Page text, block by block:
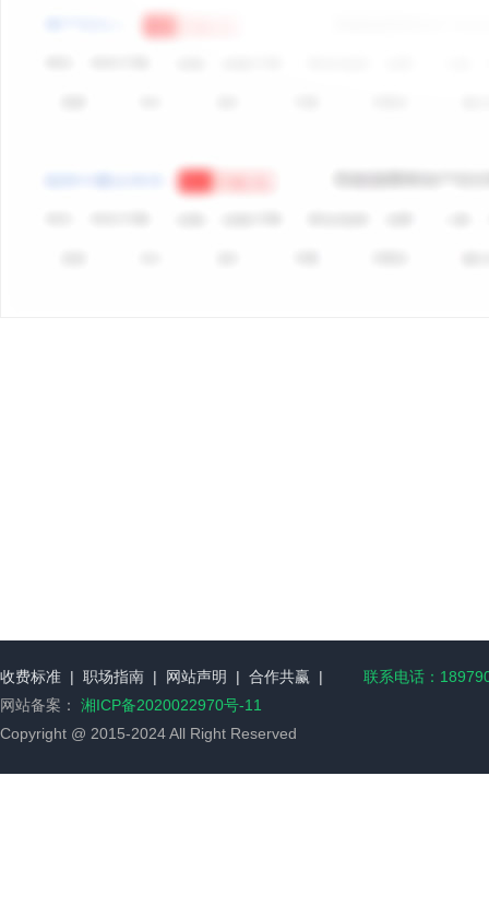
收费标准 | 职场指南 | 网站声明 | 合作共赢 |
联系电话：
网站备案： 湘ICP备2020022970号-11
Copyright @ 2015-2024 All Right Reserved